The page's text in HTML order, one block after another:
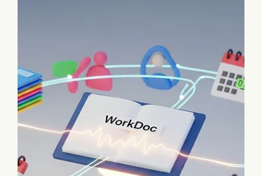
זמן קריאה 2 דקות
כלי AI
סוף להמתנה בטלפון: כך תחסכו זמן יקר
לצוות העמותה עם Speedy AI
שחררו את צוות העמותה מהמתנה לנציגי שירות. הכירו את
Speedy AI, כלי חינמי שממתין בטלפון במקומכם ומחבר
אתכם רק כשיש מענה אנושי. קראו איך לייעל את העבודה